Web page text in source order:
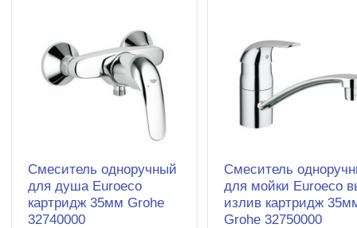
Смеситель одноручный
для душа Euroeco
картридж 35мм Grohe
32740000
Смеситель
для мойки Euroeco
излив картридж
Grohe 32750000